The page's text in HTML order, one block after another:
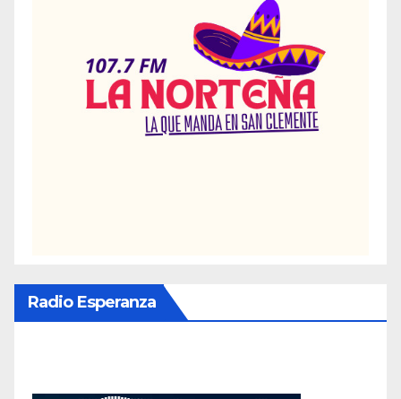
Radio Esperanza